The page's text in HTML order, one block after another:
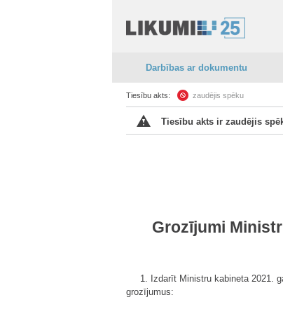
Darbības ar dokumentu
Tiesību akts: zaudējis spēku
Tiesību akts ir zaudējis
Grozījumi
1. Izdarīt Ministru kabineta 2021.
grozījumus: